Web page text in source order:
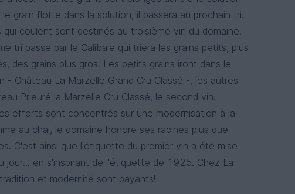
le grain flotte dans la solution, il passera au prochain tri.
qui coulent sont destinés au troisième vin du domaine.
tri passe par le Calibaie qui triera les grains petits, plus
des grains plus gros. Les petits grains iront dans le
- Château La Marzelle Grand Cru Classé -, les autres
Prieuré la Marzelle Cru Classé, le second vin.
efforts sont concentrés sur une modernisation à la
au chai, le domaine honore ses racines plus que
C'est ainsi que l'étiquette du premier vin a été mise
jour... en s'inspirant de l'étiquette de 1925. Chez La
et modernité sont payants!